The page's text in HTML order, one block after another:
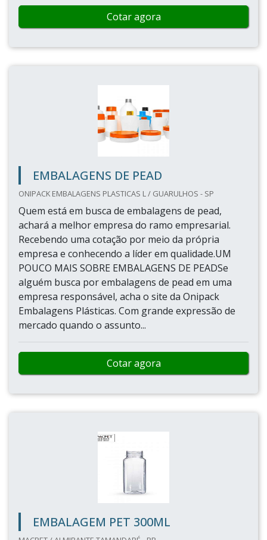
Cotar agora
EMBALAGENS DE PEAD
ONIPACK EMBALAGENS PLASTICAS L / GUARULHOS - SP
Quem está em busca de embalagens de pead,
achará a melhor empresa do ramo empresarial.
Recebendo uma cotação por meio da própria
empresa e conhecendo a líder em qualidade.UM
POUCO MAIS SOBRE EMBALAGENS DE PEADSe
alguém busca por embalagens de pead em uma
empresa responsável, acha o site da Onipack
Embalagens Plásticas. Com grande expressão de
mercado quando o assunto...
Cotar agora
EMBALAGEM PET 300ML